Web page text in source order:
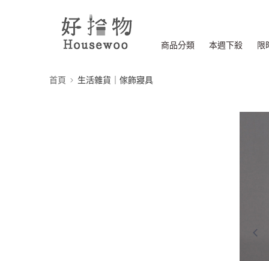
商品分類 本週下殺 限
首頁 生活雜貨｜傢飾寢具